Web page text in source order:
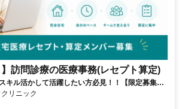
】訪問診療の医療事務(レセプト算定)
キル活かして活躍したい方必見！！【限定募集】
療レセプト算定（成果報酬型／業務委託）
リニック